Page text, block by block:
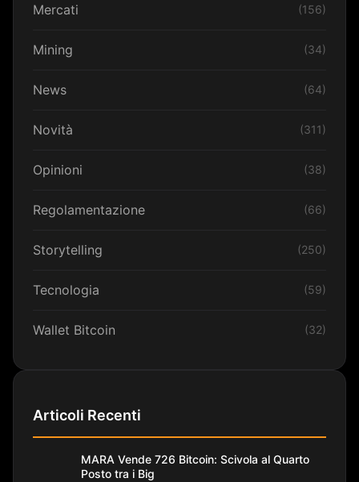
Mercati (156)
Mining (34)
News (64)
Novità (311)
Opinioni (38)
Regolamentazione (66)
Storytelling (250)
Tecnologia (59)
Wallet Bitcoin (32)
Articoli Recenti
MARA Vende 726 Bitcoin: Scivola al Quarto
Posto tra i Big